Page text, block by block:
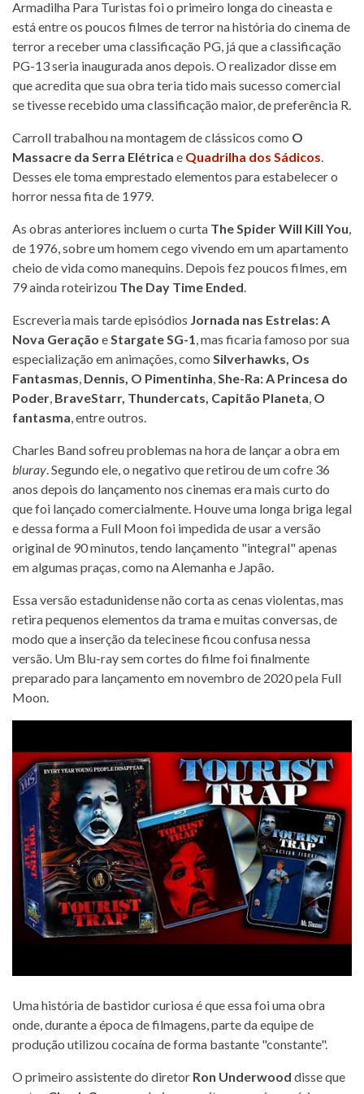
Armadilha Para Turistas foi o primeiro longa do cineasta e
está entre os poucos filmes de terror na história do cinema de
terror a receber uma classificação PG, já que a classificação
PG-13 seria inaugurada anos depois. O realizador disse em
que acredita que sua obra teria tido mais sucesso comercial
se tivesse recebido uma classificação maior, de preferência R.
Carroll trabalhou na montagem de clássicos como O
Massacre da Serra Elétrica e Quadrilha dos Sádicos.
Desses ele toma emprestado elementos para estabelecer o
horror nessa fita de 1979.
As obras anteriores incluem o curta The Spider Will Kill You,
de 1976, sobre um homem cego vivendo em um apartamento
cheio de vida como manequins. Depois fez poucos filmes, em
79 ainda roteirizou The Day Time Ended.
Escreveria mais tarde episódios Jornada nas Estrelas: A
Nova Geração eStargate SG-1, mas ficaria famoso por sua
especialização em animações, como Silverhawks, Os
Fantasmas, Dennis, O Pimentinha,She-Ra: A Princesa do
Poder, BraveStarr, Thundercats, Capitão Planeta, O
fantasma, entre outros.
Charles Band sofreu problemas na hora de lançar a obra em
bluray. Segundo ele, o negativo que retirou de um cofre 36
anos depois do lançamento nos cinemas era mais curto do
que foi lançado comercialmente. Houve uma longa briga legal
e dessa forma a Full Moon foi impedida de usar a versão
original de 90 minutos, tendo lançamento "integral" apenas
em algumas praças, como na Alemanha e Japão.
Essa versão estadunidense não corta as cenas violentas, mas
retira pequenos elementos da trama e muitas conversas, de
modo que a inserção da telecinese ficou confusa nessa
versão. Um Blu-ray sem cortes do filme foi finalmente
preparado para lançamento em novembro de 2020 pela Full
Moon.
Uma história de bastidor curiosa é que essa foi uma obra
onde, durante a época de filmagens, parte da equipe de
produção utilizou cocaína de forma bastante "constante".
O primeiro assistente do diretor Ron Underwood disse que